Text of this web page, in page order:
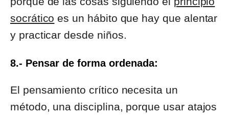
socrático es un hábito que hay que alentar
y practicar desde niños.
8.- Pensar de forma ordenada:
El pensamiento crítico necesita un
método, una disciplina, porque usar atajos